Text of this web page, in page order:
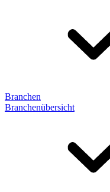
Branchen
Branchenübersicht